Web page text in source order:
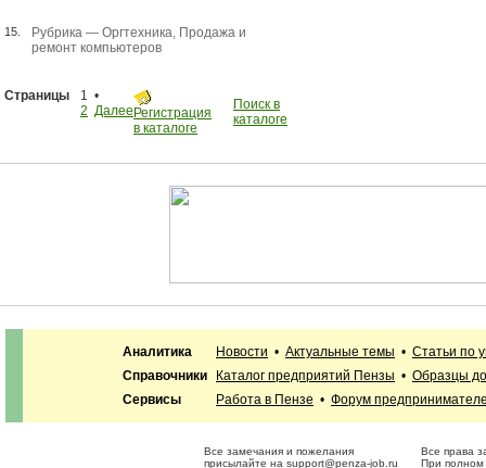
15. Рубрика — Оргтехника, Продажа и
ремонт компьютеров
Страницы
1 •
2 Далее Регистрация
в каталоге
Поиск в
каталоге
Аналитика Новости • Актуальные темы • Статьи по
Справочники
Каталог предприятий Пензы • Образцы
Сервисы
Работа в Пензе • Форум
Все замечания и пожелания
присылайте на support@penza-job.ru
Все права
При полном